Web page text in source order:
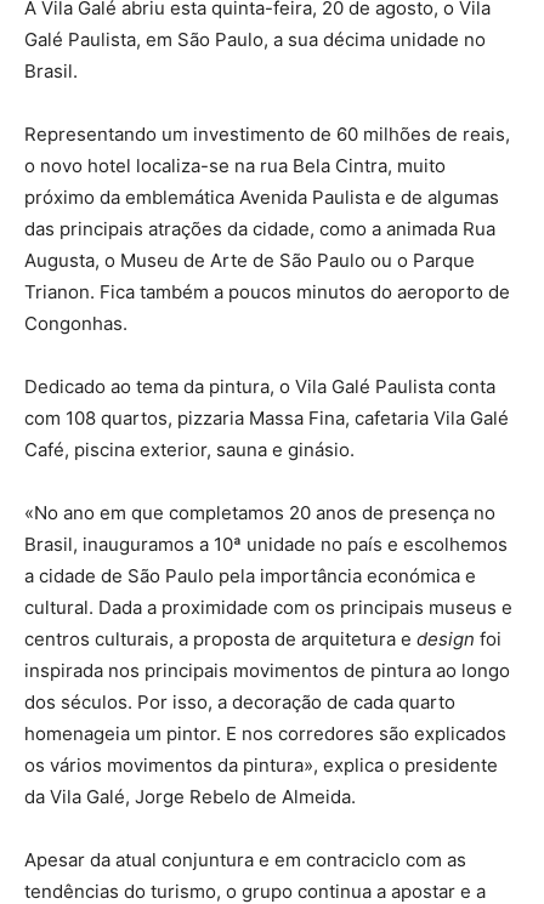
A Vila Galé abriu esta quinta-feira, 20 de agosto, o Vila
Galé Paulista, em São Paulo, a sua décima unidade no
Brasil.
Representando um investimento de 60 milhões de reais,
o novo hotel localiza-se na rua Bela Cintra, muito
próximo da emblemática Avenida Paulista e de algumas
das principais atrações da cidade, como a animada Rua
Augusta, o Museu de Arte de São Paulo ou o Parque
Trianon. Fica também a poucos minutos do aeroporto de
Congonhas.
Dedicado ao tema da pintura, o Vila Galé Paulista conta
com 108 quartos, pizzaria Massa Fina, cafetaria Vila Galé
Café, piscina exterior, sauna e ginásio.
«No ano em que completamos 20 anos de presença no
Brasil, inauguramos a 10ª unidade no país e escolhemos
a cidade de São Paulo pela importância económica e
cultural. Dada a proximidade com os principais museus e
centros culturais, a proposta de arquitetura e design foi
inspirada nos principais movimentos de pintura ao longo
dos séculos. Por isso, a decoração de cada quarto
homenageia um pintor. E nos corredores são explicados
os vários movimentos da pintura», explica o presidente
da Vila Galé, Jorge Rebelo de Almeida.
Apesar da atual conjuntura e em contraciclo com as
tendências do turismo, o grupo continua a apostar e a